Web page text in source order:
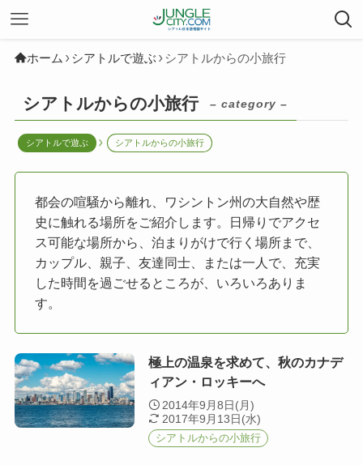
ホーム シアトルで遊ぶ シアトルからの小旅行
シアトルからの小旅行 – category –
シアトルで遊ぶ シアトルからの小旅行
都会の喧騒から離れ、ワシントン州の大自然や歴
史に触れる場所をご紹介します。日帰りでアクセ
ス可能な場所から、泊まりがけで行く場所まで、
カップル、親子、友達同士、または一人で、充実
した時間を過ごせるところが、いろいろありま
す。
極上の温泉を求めて、秋のカナデ
ィアン・ロッキーへ
2014年9月8日(月)
2017年9月13日(水)
シアトルからの小旅行